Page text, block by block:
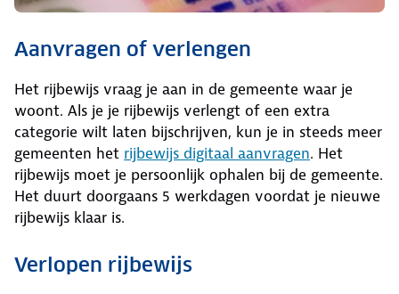
Aanvragen of verlengen
Het rijbewijs vraag je aan in de gemeente waar je
woont. Als je je rijbewijs verlengt of een extra
categorie wilt laten bijschrijven, kun je in steeds meer
gemeenten het rijbewijs digitaal aanvragen. Het
rijbewijs moet je persoonlijk ophalen bij de gemeente.
Het duurt doorgaans 5 werkdagen voordat je nieuwe
rijbewijs klaar is.
Verlopen rijbewijs